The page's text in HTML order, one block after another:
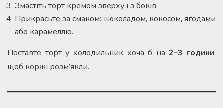
Змастіть торт кремом зверху і з боків.
Прикрасьте за смаком: шоколадом, кокосом, ягодами
або карамеллю.
Поставте торт у холодильник хоча б на2–3 години,
щоб коржі розм’якли.